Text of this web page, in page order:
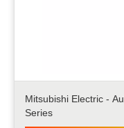
Mitsubishi Electric -
Series